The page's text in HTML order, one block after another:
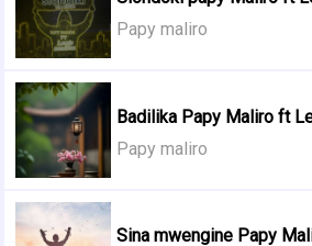
Papy maliro
Badilika Papy Maliro ft
Papy maliro
Sina mwengine Papy